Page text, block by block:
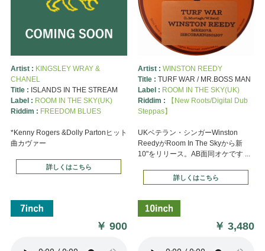
Artist : KINGSLEY WRAY &
CHANEL
Title : ISLANDS IN THE STREAM
Label : ROOM IN THE SKY(UK)
Riddim : FREEDOM BLUES
*Kenny Rogers &Dolly Partonヒット
曲カヴァー
詳しくはこちら
￥900
Artist : WINSTON REEDY
Title : TURF WAR / MR.BOSS MAN
Label : ROOM IN THE SKY(UK)
Riddim :
【New Roots/Digital Dub
Steppas】
UKベテラン・シンガーWinston
ReedyがRoom In The Skyから新
10"をリリース。AB面同オケです ...
詳しくはこちら
￥3,480